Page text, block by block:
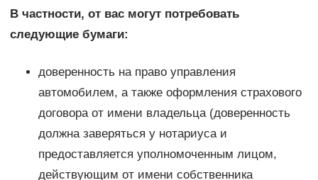
В частности, от вас могут потребовать
следующие бумаги:
доверенность на право управления
автомобилем, а также оформления страхового
договора от имени владельца (доверенность
должна заверяться у нотариуса и
предоставляется уполномоченным лицом,
действующим от имени собственника